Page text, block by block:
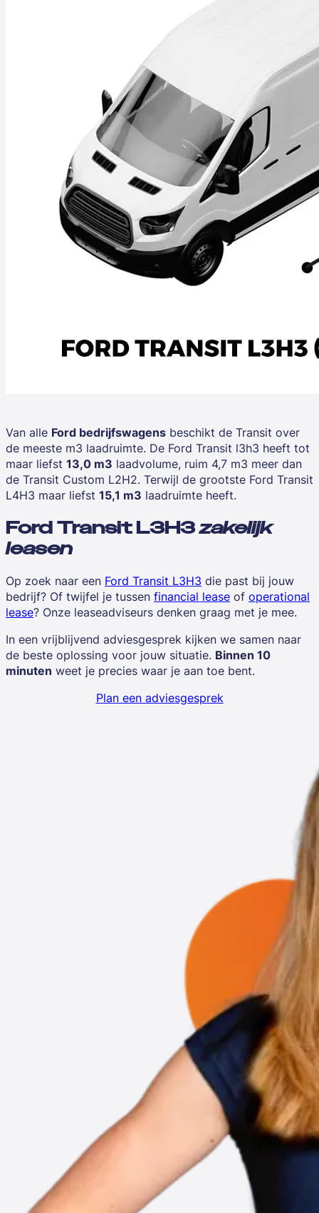
Van alle Ford bedrijfswagens beschikt de Transit over
de meeste m3 laadruimte. De Ford Transit l3h3 heeft tot
maar liefst 13,0 m3 laadvolume, ruim 4,7 m3 meer dan
de Transit Custom L2H2. Terwijl de grootste Ford Transit
L4H3 maar liefst 15,1 m3 laadruimte heeft.
Ford Transit L3H3zakelijk
leasen
Op zoek naar een Ford Transit L3H3 die past bij jouw
bedrijf? Of twijfel je tussen financial lease of operational
lease? Onze leaseadviseurs denken graag met je mee.
In een vrijblijvend adviesgesprek kijken we samen naar
de beste oplossing voor jouw situatie. Binnen 10
minuten weet je precies waar je aan toe bent.
Plan een adviesgesprek